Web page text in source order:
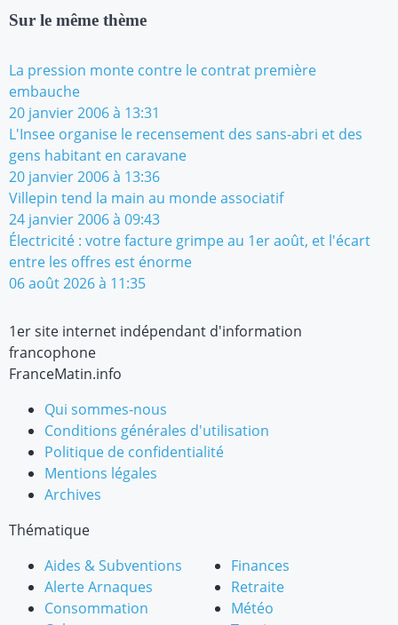
Sur le même thème
La pression monte contre le contrat première
embauche
20 janvier 2006 à 13:31
L'Insee organise le recensement des sans-abri et des
gens habitant en caravane
20 janvier 2006 à 13:36
Villepin tend la main au monde associatif
24 janvier 2006 à 09:43
Électricité : votre facture grimpe au 1er août, et l'écart
entre les offres est énorme
06 août 2026 à 11:35
1er site internet indépendant d'information
francophone
FranceMatin.info
Qui sommes-nous
Conditions générales d'utilisation
Politique de confidentialité
Mentions légales
Archives
Thématique
Aides & Subventions
Alerte Arnaques
Consommation
Finances
Retraite
Météo